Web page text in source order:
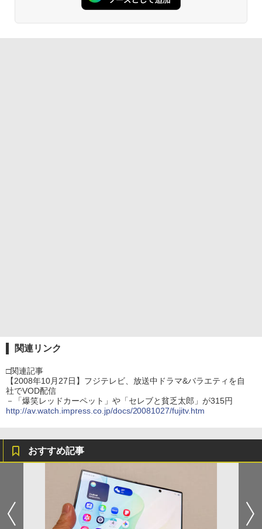
関連リンク
□関連記事
【2008年10月27日】フジテレビ、放送中ドラマ&バラエティを自
社でVOD配信
－「爆笑レッドカーペット」や「セレブと貧乏太郎」が315円
http://av.watch.impress.co.jp/docs/20081027/fujitv.htm
おすすめ記事